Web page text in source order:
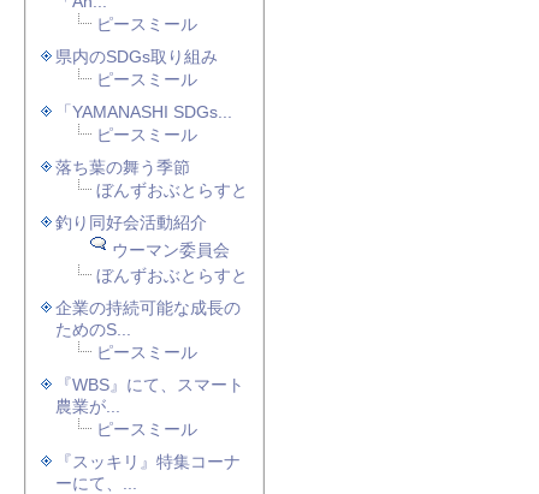
ピースミール
県内のSDGs取り組み
ピースミール
「YAMANASHI SDGs...
ピースミール
落ち葉の舞う季節
ぼんずおぶとらすと
釣り同好会活動紹介
ウーマン委員会
ぼんずおぶとらすと
企業の持続可能な成長の
ためのS...
ピースミール
『WBS』にて、スマート
農業が...
ピースミール
『スッキリ』特集コーナ
ーにて、...